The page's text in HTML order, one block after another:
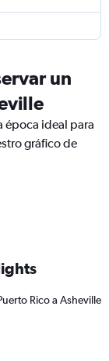
un
época ideal para
gráfico de
Rico a Asheville